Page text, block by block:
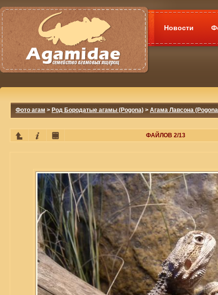
Новости
Фото агам > Род Бородатые агамы (Pogona) > Агама Лавсона
ФАЙЛОВ 2/13